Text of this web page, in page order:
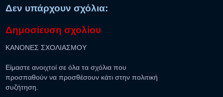
Δεν υπάρχουν σχόλια:
Δημοσίευση σχολίου
ΚΑΝΟΝΕΣ ΣΧΟΛΙΑΣΜΟΥ
Είμαστε ανοιχτοί σε όλα τα σχόλια που
προσπαθούν να προσθέσουν κάτι στην πολιτική
συζήτηση.